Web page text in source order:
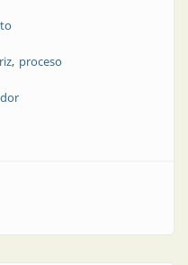
proceso
de manipulación listos para